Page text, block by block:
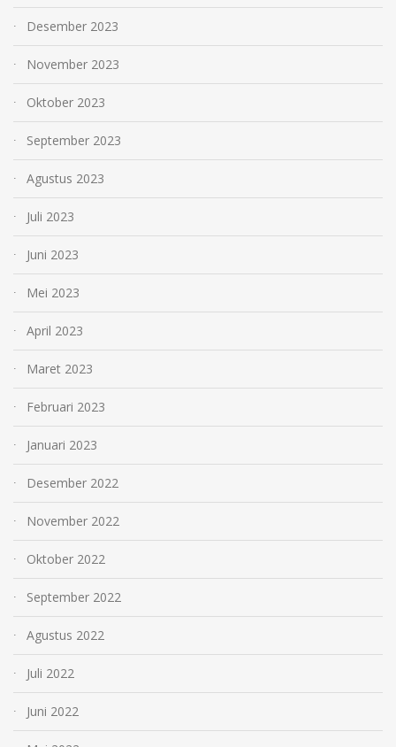
Desember 2023
November 2023
Oktober 2023
September 2023
Agustus 2023
Juli 2023
Juni 2023
Mei 2023
April 2023
Maret 2023
Februari 2023
Januari 2023
Desember 2022
November 2022
Oktober 2022
September 2022
Agustus 2022
Juli 2022
Juni 2022